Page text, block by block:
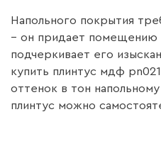
Напольного покрытия
– он придает помещению
подчеркивает его
купить плинтус мдф
оттенок в тон
плинтус можно